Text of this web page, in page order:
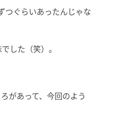
つぐらいあったんじゃな
した（笑）。
があって、今回のよう